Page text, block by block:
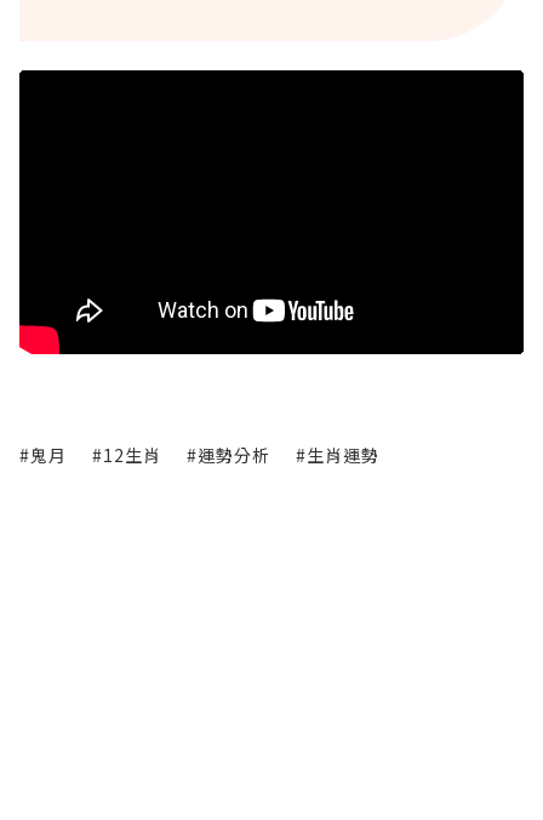
#鬼月 #12生肖 #運勢分析 #生肖運勢